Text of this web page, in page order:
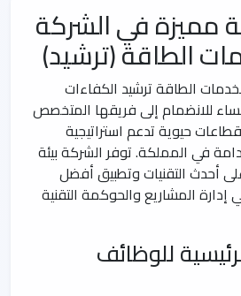
مميزة في الشركة
الطاقة (ترشيد)
الطاقة ترشيد الكفاءات
للانضمام إلى فريقها المتخصص
في قطاعات حيوية تدعم استراتيجية
في المملكة. توفر الشركة بيئة
أحدث التقنيات وتطبيق أفضل
إدارة المشاريع والحوكمة التقنية
للوظائف